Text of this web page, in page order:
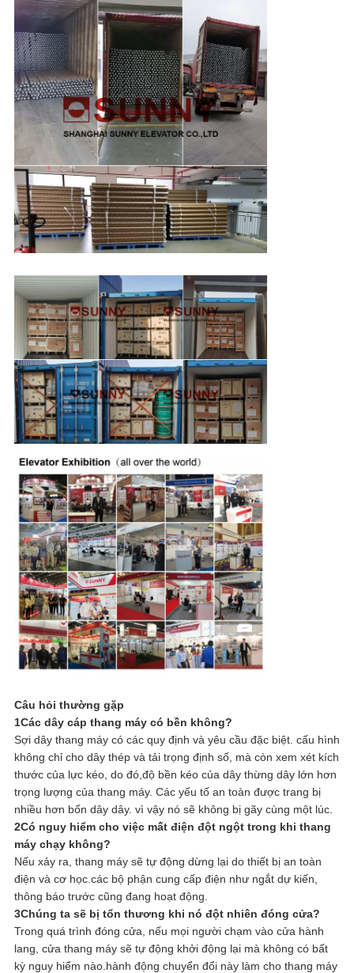
Câu hỏi thường gặp
1Các dây cáp thang máy có bền không?
Sợi dây thang máy có các quy định và yêu cầu đặc biệt. cấu hình
không chỉ cho dây thép và tải trọng định số, mà còn xem xét kích
thước của lực kéo, do đó,độ bền kéo của dây thừng dây lớn hơn
trọng lượng của thang máy. Các yếu tố an toàn được trang bị
nhiều hơn bốn dây dây. vì vậy nó sẽ không bị gãy cùng một lúc.
2Có nguy hiểm cho việc mất điện đột ngột trong khi thang
máy chạy không?
Nếu xảy ra, thang máy sẽ tự động dừng lại do thiết bị an toàn
điện và cơ học.các bộ phận cung cấp điện như ngắt dự kiến,
thông báo trước cũng đang hoạt động.
3Chúng ta sẽ bị tổn thương khi nó đột nhiên đóng cửa?
Trong quá trình đóng cửa, nếu mọi người chạm vào cửa hành
lang, cửa thang máy sẽ tự động khởi động lại mà không có bất
kỳ nguy hiểm nào.hành động chuyển đổi này làm cho thang máy